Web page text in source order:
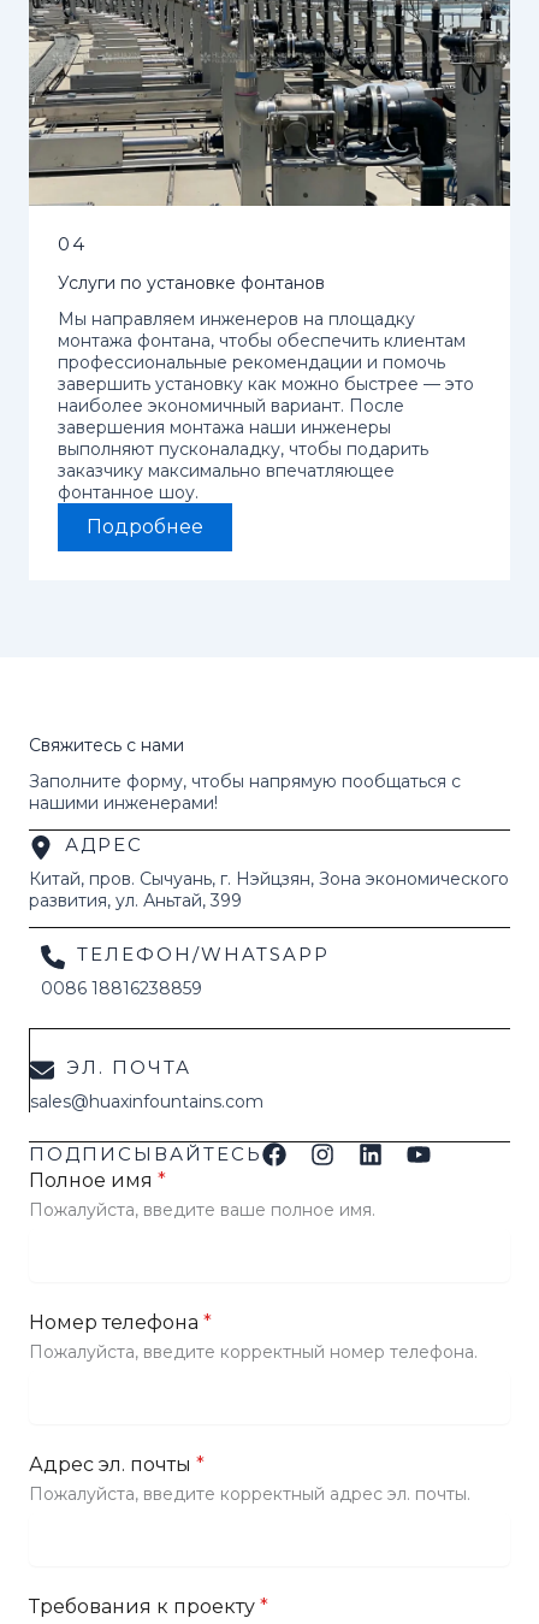
04
Услуги по установке фонтанов
Мы направляем инженеров на площадку
монтажа фонтана, чтобы обеспечить клиентам
профессиональные рекомендации и помочь
завершить установку как можно быстрее — это
наиболее экономичный вариант. После
завершения монтажа наши инженеры
выполняют пусконаладку, чтобы подарить
заказчику максимально впечатляющее
фонтанное шоу.
Подробнее
Свяжитесь с нами
Заполните форму, чтобы напрямую пообщаться с
нашими инженерами!
АДРЕС
Китай, пров. Сычуань, г. Нэйцзян, Зона экономического
развития, ул. Аньтай, 399
ТЕЛЕФОН/WHATSAPP
0086 18816238859
ЭЛ. ПОЧТА
sales@huaxinfountains.com
ПОДПИСЫВАЙТЕСЬ
Полное имя *
Пожалуйста, введите ваше полное имя.
Номер телефона *
Пожалуйста, введите корректный номер телефона.
Адрес эл. почты *
Пожалуйста, введите корректный адрес эл. почты.
Требования к проекту *